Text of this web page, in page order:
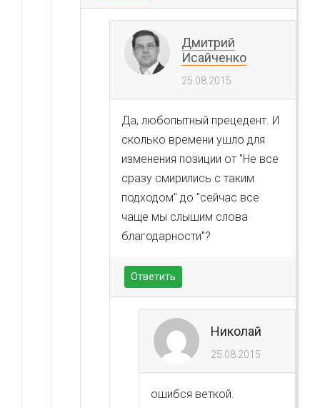
Дмитрий
Исайченко
25.08.2015
Да, любопытный прецедент. И
сколько времени ушло для
изменения позиции от "Не все
сразу смирились с таким
подходом" до "сейчас все
чаще мы слышим слова
благодарности"?
Ответить
Николай
25.08.2015
ошибся веткой.